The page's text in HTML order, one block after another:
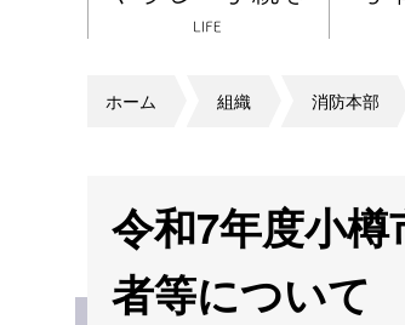
ホーム 組織 消防本部
令和7年度小
者等について